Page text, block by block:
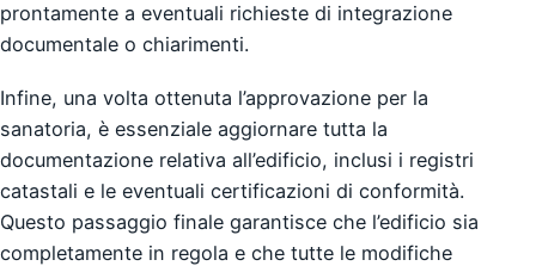
prontamente a eventuali richieste di integrazione
documentale o chiarimenti.
Infine, una volta ottenuta l’approvazione per la
sanatoria, è essenziale aggiornare tutta la
documentazione relativa all’edificio, inclusi i registri
catastali e le eventuali certificazioni di conformità.
Questo passaggio finale garantisce che l’edificio sia
completamente in regola e che tutte le modifiche